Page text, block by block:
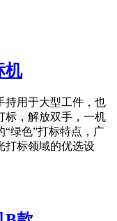
机
持用于大型工件，也
标，解放双手，一机
“绿色”打标特点，广
打标领域的优选设